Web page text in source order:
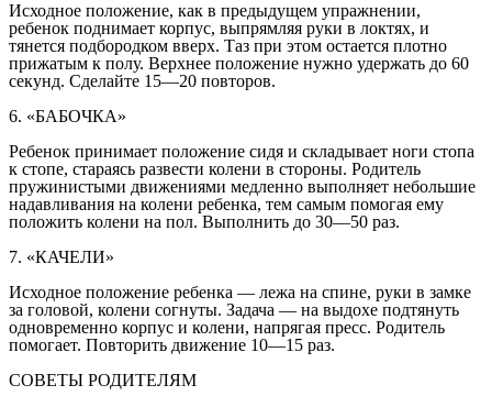
Исходное положение, как в предыдущем упражнении,
ребенок поднимает корпус, выпрямляя руки в локтях, и
тянется подбородком вверх. Таз при этом остается плотно
прижатым к полу. Верхнее положение нужно удержать до 60
секунд. Сделайте 15—20 повторов.
6. «БАБОЧКА»
Ребенок принимает положение сидя и складывает ноги стопа
к стопе, стараясь развести колени в стороны. Родитель
пружинистыми движениями медленно выполняет небольшие
надавливания на колени ребенка, тем самым помогая ему
положить колени на пол. Выполнить до 30—50 раз.
7. «КАЧЕЛИ»
Исходное положение ребенка — лежа на спине, руки в замке
за головой, колени согнуты. Задача — на выдохе подтянуть
одновременно корпус и колени, напрягая пресс. Родитель
помогает. Повторить движение 10—15 раз.
СОВЕТЫ РОДИТЕЛЯМ